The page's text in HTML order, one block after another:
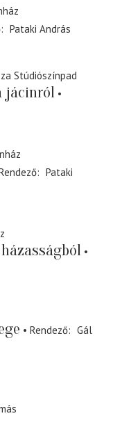
Pataki András
Stúdiószínpad
jácinról
Pataki
Rendező
Gál